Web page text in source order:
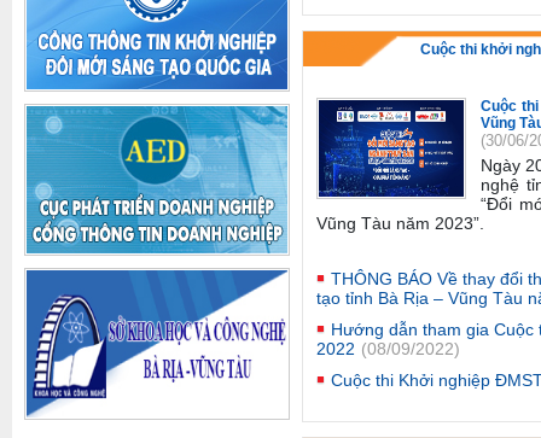
Cuộc thi khởi
Cuộc
Vũng
(30/06/
Ngày
nghệ
“Đổi
Vũng Tàu năm 2023”
THÔNG BÁO Về thay đổi
tạo tỉnh Bà Rịa – Vũng Tàu
Hướng dẫn tham gia
2022 (08/09/2022)
Cuộc thi Khởi nghiệp